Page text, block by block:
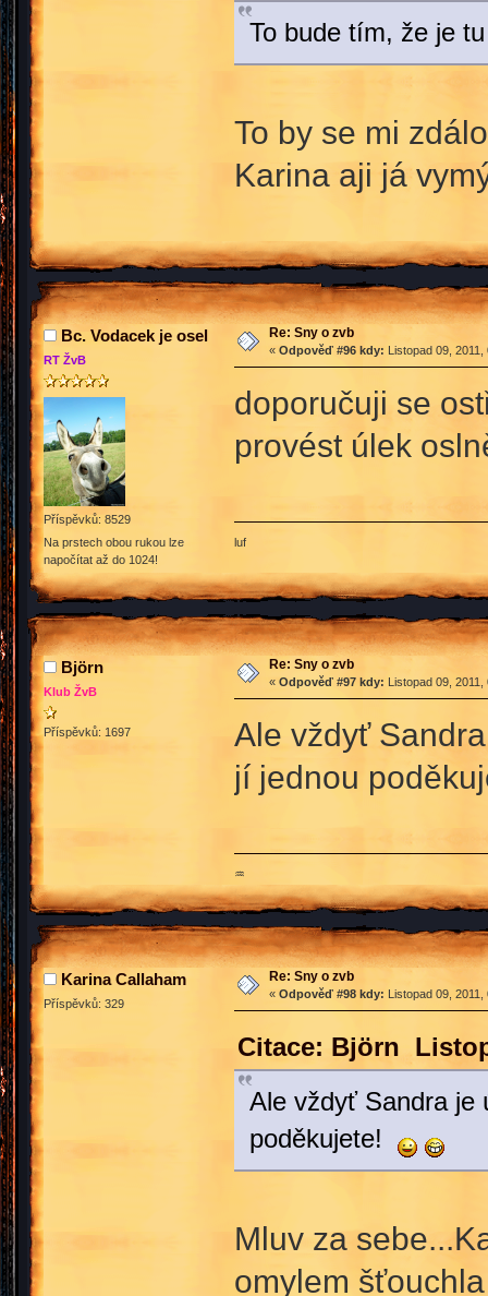
To bude tím, že je
To by se mi
Karina aji já
Bc. Vodacek je osel
RT ŽvB
Příspěvků: 8529
Na prstech obou rukou lze
napočítat až do 1024!
Re: Sny o zvb
« Odpověď #96 kdy: Listopad 09,
doporučuji se
provést úlek
luf
Björn
Klub ŽvB
Příspěvků: 1697
Re: Sny o zvb
« Odpověď #97 kdy: Listopad 09,
Ale vždyť
jí jednou
♒
Karina Callaham
Příspěvků: 329
Re: Sny o zvb
« Odpověď #98 kdy: Listopad 09,
Citace: Björn
Ale vždyť Sandra je
poděkujete!
Mluv za
omylem